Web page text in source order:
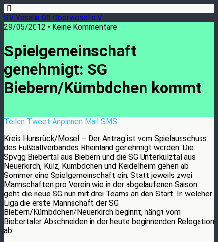
SV Vesalia 08 Oberwesel e.V.
29/05/2012 • Keine Kommentare
Spielgemeinschaft
genehmigt: SG
Biebern/Kümbdchen kommt
Teilen Tweet Anpinnen Mail SMS
Kreis Hunsrück/Mosel – Der Antrag ist vom Spielausschuss
des Fußballverbandes Rheinland genehmigt worden: Die
Spvgg Biebertal aus Biebern und die SG Unterkülztal aus
Neuerkirch, Külz, Kümbdchen und Keidelheim gehen ab
Sommer eine Spielgemeinschaft ein. Statt jeweils zwei
Mannschaften pro Verein wie in der abgelaufenen Saison
geht die neue SG nun mit drei Teams an den Start. In welcher
Liga die erste Mannschaft der SG
Biebern/Kümbdchen/Neuerkirch beginnt, hängt vom
Biebertaler Abschneiden in der heute beginnenden Relegation
ab.